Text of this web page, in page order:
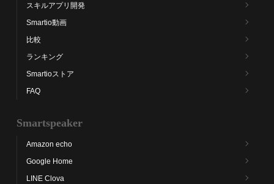
スキルアプリ開発
Smartio動画
比較
ランキング
Smartioストア
FAQ
Smartspeaker
Amazon echo
Google Home
LINE Clova